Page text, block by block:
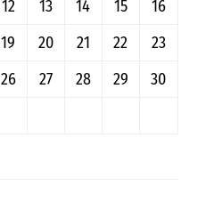
12 13 14 15
16
19 20 21 22
23
26 27 28 29
30